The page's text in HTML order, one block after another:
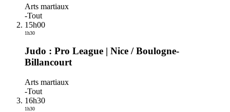
Arts martiaux
-Tout
15h00
1h30
Judo : Pro League | Nice / Boulogne-
Billancourt
Arts martiaux
-Tout
16h30
1h30